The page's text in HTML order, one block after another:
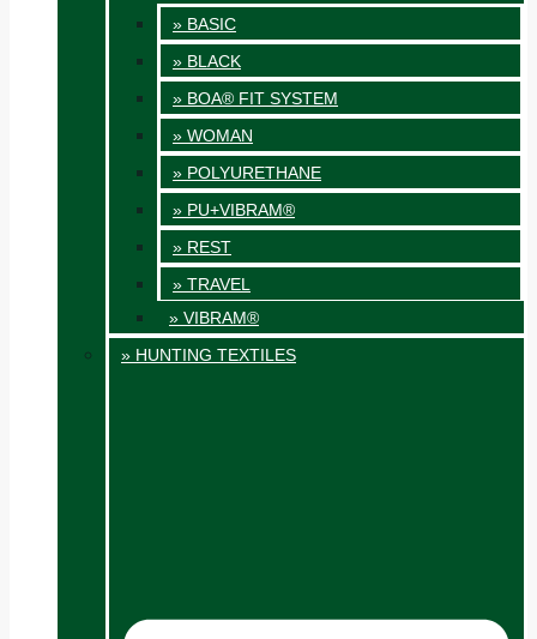
» BASIC
» BLACK
» BOA® FIT SYSTEM
» WOMAN
» POLYURETHANE
» PU+VIBRAM®
» REST
» TRAVEL
» VIBRAM®
» HUNTING TEXTILES